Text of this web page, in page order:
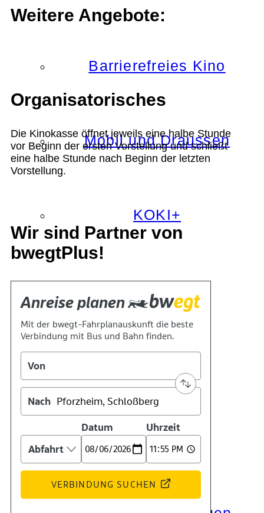
Barrierefreies Kino
Mobil und Draussen
KOKI+
Das Team
Weitere Angebote:
Organisatorisches
Die Kinokasse öffnet jeweils eine halbe Stunde
vor Beginn der ersten Vorstellung und schließt
eine halbe Stunde nach Beginn der letzten
Vorstellung.
Wir sind Partner von
bwegtPlus!